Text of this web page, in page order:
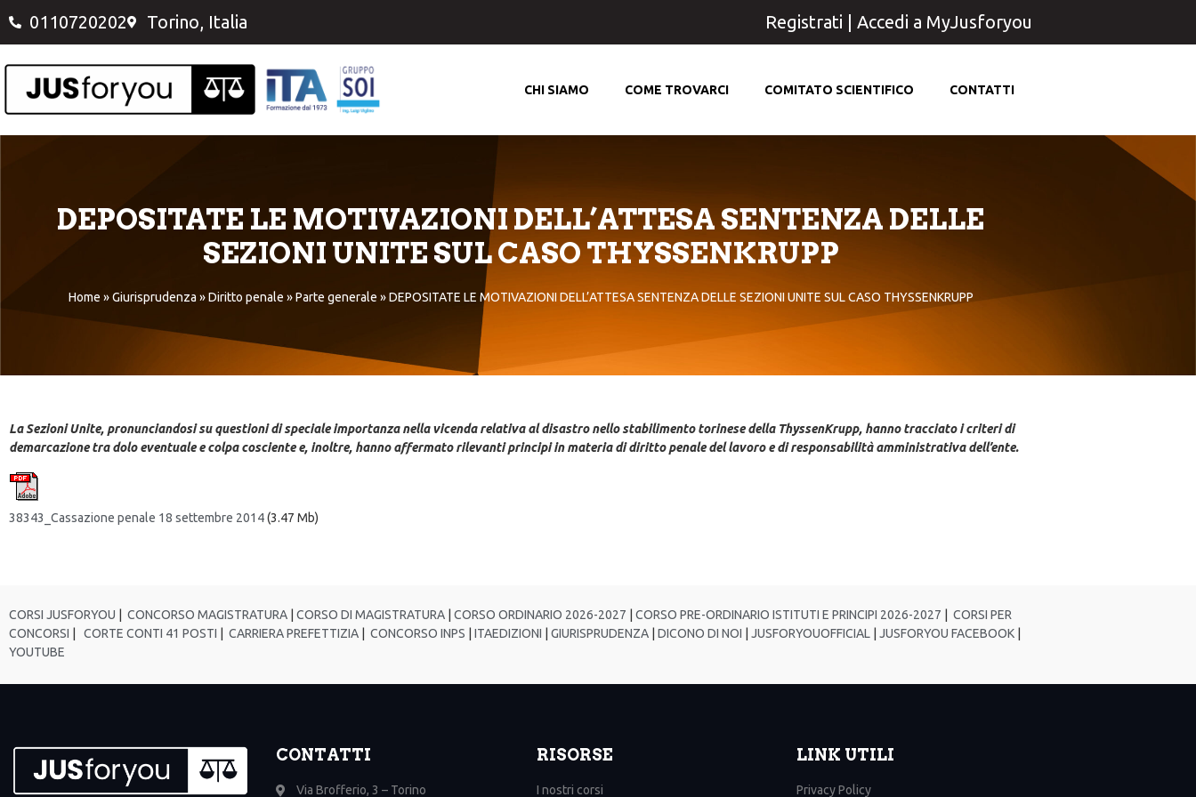
0110720202 Torino, Italia Registrati Accedi a MyJusforyou
CHI SIAMO COME TROVARCI COMITATO SCIENTIFICO CONTATTI
DEPOSITATE LE MOTIVAZIONI DELL’ATTESA SENTENZA DELLE
SEZIONI UNITE SUL CASO THYSSENKRUPP
Home »Giurisprudenza »Diritto penale »Parte generale »DEPOSITATE LE MOTIVAZIONI DELL’ATTESA SENTENZA DELLE SEZIONI UNITE SUL CASO THYSSENKRUPP
La Sezioni Unite, pronunciandosi su questioni di speciale importanza nella vicenda relativa al disastro nello stabilimento torinese della ThyssenKrupp, hanno tracciato i criteri di
demarcazione tra dolo eventuale e colpa cosciente e, inoltre, hanno affermato rilevanti principi in materia di diritto penale del lavoro e di responsabilità amministrativa dell’ente.
38343_Cassazione penale 18 settembre 2014(3.47 Mb)
CORSI JUSFORYOU CONCORSO MAGISTRATURA CORSO DI MAGISTRATURA CORSO ORDINARIO 2026-2027 CORSO PRE-ORDINARIO ISTITUTI E PRINCIPI 2026-2027
CORSI PER
CONCORSI
CORTE CONTI 41 POSTI CARRIERA PREFETTIZIA CONCORSO INPS ITAEDIZIONI GIURISPRUDENZA DICONO DI NOI JUSFORYOUOFFICIAL JUSFORYOU FACEBOOK
YOUTUBE
CONTATTI
Via Brofferio, 3 – Torino
RISORSE
I nostri corsi
LINK UTILI
Privacy Policy